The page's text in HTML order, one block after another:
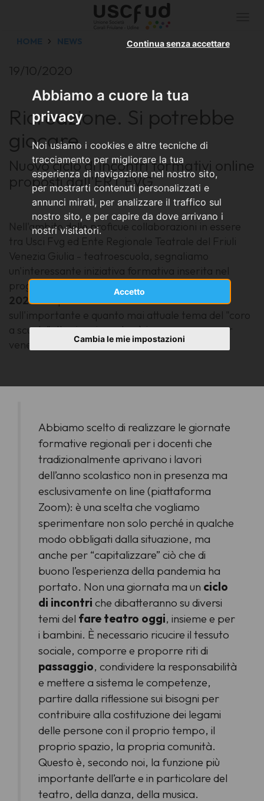
Abbiamo a cuore la tua
privacy
Noi usiamo i cookies e altre tecniche di
tracciamento per migliorare la tua
esperienza di navigazione nel nostro sito,
per mostrarti contenuti personalizzati e
annunci mirati, per analizzare il traffico sul
nostro sito, e per capire da dove arrivano i
nostri visitatori.
Accetto
Continua senza accettare
Cambia le mie impostazioni
HOME NEWS
19/10/2020
Ricreazione. Si potrebbe
giocare
Nuovo ciclo di incontri formativi online
proposti dall'ERT FVG
Nell'ambito delle proficue collaborazioni in essere
tra Usci Fvg ed Ente Regionale Teatrale del Friuli
Venezia Giulia - teatroescuola, segnaliamo
un'interessante iniziativa formativa inserita nel
progetto
Fare Teatro a Scuola Secondo Noi
2020che prevede alcuni incontri incentrati
sull'importante e quanto mai attuale tema del "coro
a scuola". Il primo incontro è in programma per
venerdì 23 ottobre.
Abbiamo scelto di realizzare le giornate
formative regionali per i docenti che
tradizionalmente aprivano i lavori
dell’anno scolastico non in presenza ma
esclusivamente on line (piattaforma
Zoom): è una scelta che vogliamo
sperimentare non solo perché in qualche
modo obbligati dalla situazione, ma
anche per “capitalizzare” ciò che di
buono l’esperienza della pandemia ha
portato. Non una giornata ma un ciclo
di incontri che dibatteranno su diversi
temi del fare teatro oggi, insieme e per
i bambini. È necessario ricucire il tessuto
sociale, comporre e proporre riti di
passaggio, condividere la responsabilità
e mettere a sistema le competenze,
partire dalla riflessione sui bisogni per
contribuire alla costituzione dei legami
delle persone con il proprio tempo, il
proprio spazio, la propria comunità.
Questo è, secondo noi, la funzione più
importante dell’arte e in particolare del
teatro, della danza, della musica.